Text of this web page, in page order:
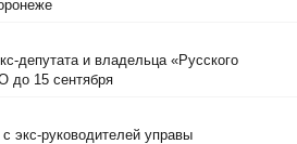
депутата и владельца «Русского
до 15 сентября
экс-руководителей управы